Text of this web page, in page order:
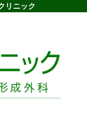
リニック